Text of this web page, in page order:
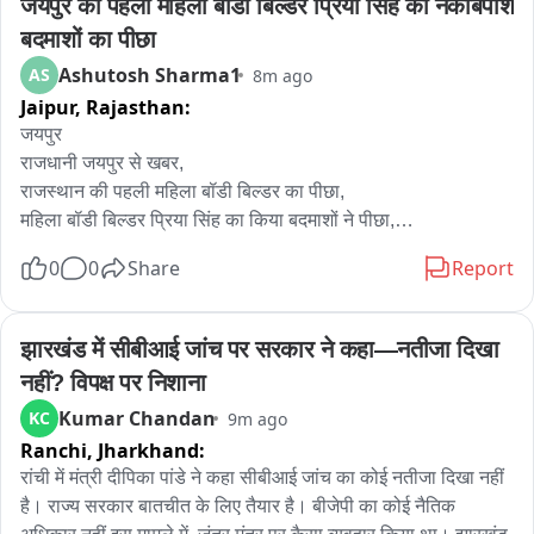
की जांच से जोड़कर देखा जा रहा है। हालांकि, एजेंसी की ओर से अभी तक
कोई आधिकारिक बयान जारी नहीं किया गया है। विस्तृत जानकारी और
छापेमारी के निष्कर्ष का इंतजार किया जा रहा है।
जयपुर की पहली महिला बॉडी बिल्डर प्रिया सिंह को नकाबपोश
बदमाशों का पीछा
AS Ashutosh Sharma1 8m ago
Jaipur, Rajasthan:
जयपुर
राजधानी जयपुर से खबर,
राजस्थान की पहली महिला बॉडी बिल्डर का पीछा,
महिला बॉडी बिल्डर प्रिया सिंह का किया बदमाशों ने पीछा,
गाड़ी का पीछा करने के दौरान बांध रखे थे अपने चहरे पर नक़ाब,
लेकिन उससे पहले ही फरार हुए बदमाश,
प्रिया सिंह ने दी जवाहर नगर थाने में शिकायत,
मामले की जाँच कर रही पुलिस
0 0 Share Report
झारखंड में सीबीआई जांच पर सरकार ने कहा—नतीजा दिखा
नहीं? विपक्ष पर निशाना
KC Kumar Chandan 9m ago
Ranchi, Jharkhand:
रांची में मंत्री दीपिका पांडे ने कहा सीबीआई जांच का कोई नतीजा दिखा नहीं
है। राज्य सरकार बातचीत के लिए तैयार है। बीजेपी का कोई नैतिक